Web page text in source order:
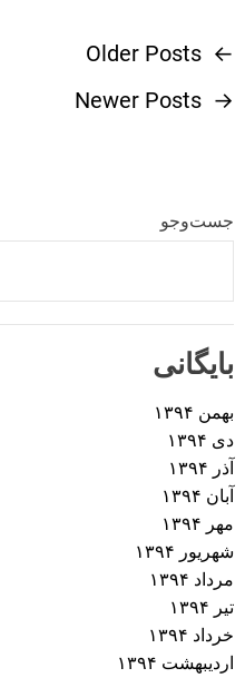
ر
ا
ب
ی
ن
و
ش
ت
ه‌
ه
←
Older Posts
→
Newer Posts
جست‌وجو
بایگانی
بهمن ۱۳۹۴
دی ۱۳۹۴
آذر ۱۳۹۴
آبان ۱۳۹۴
مهر ۱۳۹۴
شهریور ۱۳۹۴
مرداد ۱۳۹۴
تیر ۱۳۹۴
خرداد ۱۳۹۴
اردیبهشت ۱۳۹۴